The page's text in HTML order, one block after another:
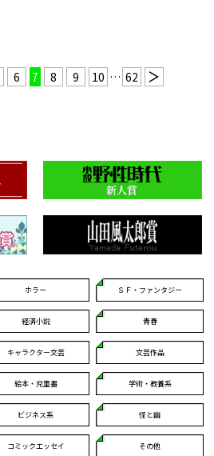
6 7 8 9 10 … 62
ホラー ＳＦ・ファンタジー
経済小説 青春
キャラクター文芸 文芸作品
絵本・児童書 学術・教養系
ビジネス系 怪と幽
コミックエッセイ その他